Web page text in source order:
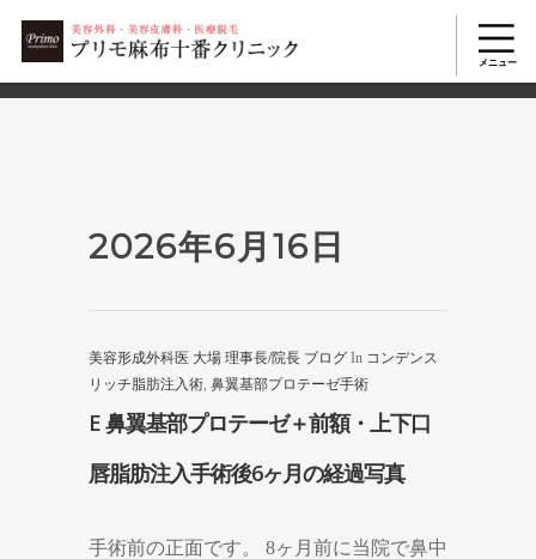
2026年6月16日
美容形成外科医 大場 理事長/院長 ブログ In コンデンス
リッチ脂肪注入術, 鼻翼基部プロテーゼ手術
E 鼻翼基部プロテーゼ＋前額・上下口
唇脂肪注入手術後6ヶ月の経過写真
手術前の正面です。 8ヶ月前に当院で鼻中